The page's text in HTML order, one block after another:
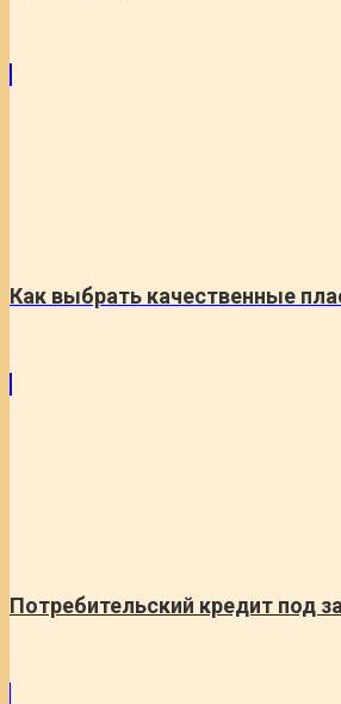
Как выбрать качественные
Потребительский кредит под